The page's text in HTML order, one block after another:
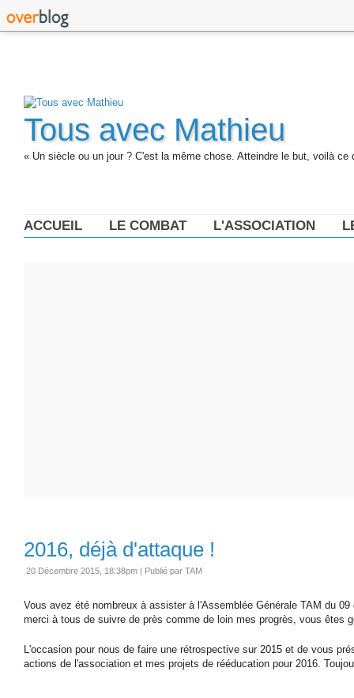
Tous avec Mathieu
« Un siècle ou un jour ? C'est la même chose. Atteindre le but, voilà ce
ACCUEIL LE COMBAT L'ASSOCIATION
2016, déjà d'attaque !
20 Décembre 2015, 18:38pm | Publié par TAM
Vous avez été nombreux à assister à l'Assemblée Générale TAM du 09
merci à tous de suivre de près comme de loin mes progrès, vous êtes
L'occasion pour nous de faire une rétrospective sur 2015 et de vous
actions de l'association et mes projets de rééducation pour 2016.